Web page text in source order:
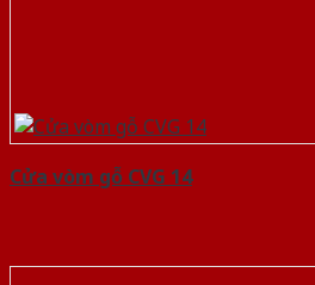
Cửa vòm gỗ CVG 14